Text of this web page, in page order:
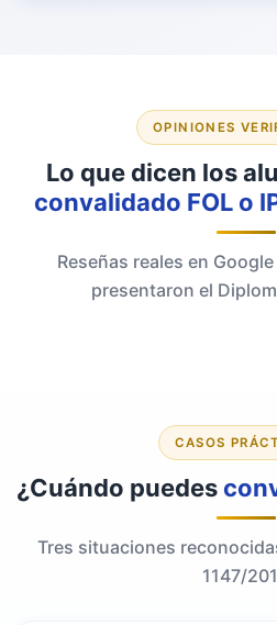
OPINIONES
Lo que dicen los
convalidado FOL o
Reseñas reales en
presentaron el
CASOS
¿Cuándo puedes
Tres situaciones
1147/